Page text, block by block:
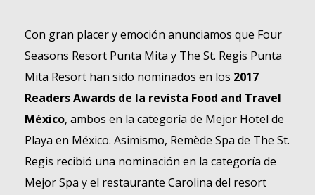
Con gran placer y emoción anunciamos que Four
Seasons Resort Punta Mita y The St. Regis Punta
Mita Resort han sido nominados en los 2017
ReadersAwards de la revista Food and Travel
México, ambos en la categoría de Mejor Hotel de
Playa en México. Asimismo, Remède Spa de The St.
Regis recibió una nominación en la categoría de
Mejor Spa y el restaurante Carolina del resort